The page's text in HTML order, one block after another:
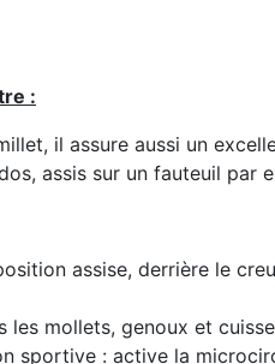
:
il assure aussi un
assis sur un fauteuil par
assise, derrière le
les mollets, genoux et
sportive : active la